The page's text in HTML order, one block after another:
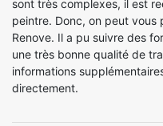
sont très complexes, il est
peintre. Donc, on peut vous
Renove. Il a pu suivre des
une très bonne qualité de
informations
directement.